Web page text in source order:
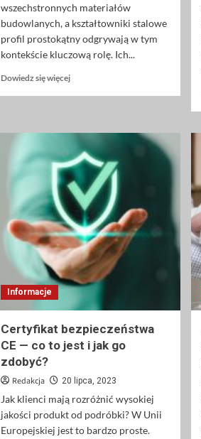
wszechstronnych materiałów
budowlanych, a kształtowniki stalowe
profil prostokątny odgrywają w tym
kontekście kluczową rolę. Ich...
Dowiedz się więcejDowiedz
stalowe
profil
prostokątny
–
zastosowanie
i
zalety
Informacje
Certyfikat bezpieczeństwa
CE — co to jest i jak go
zdobyć?
Redakcja 20 lipca, 2023
Jak klienci mają rozróżnić wysokiej
jakości produkt od podróbki? W Unii
Europejskiej jest to bardzo proste.